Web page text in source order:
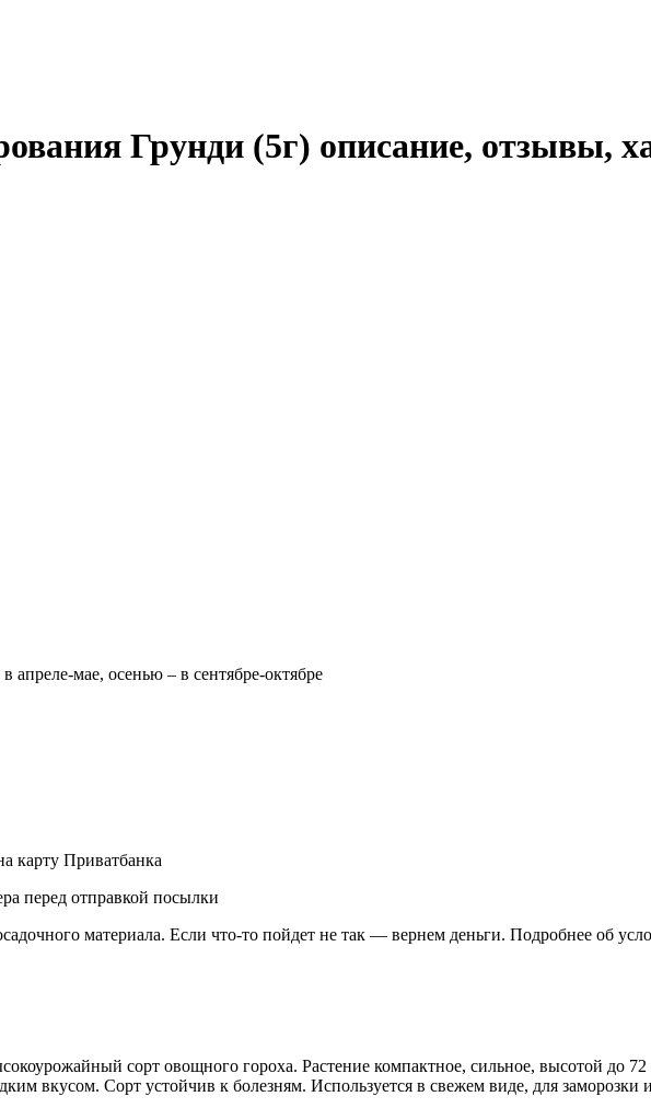
Грунди (5г) описание, отзывы,
апреле-мае, осенью – в сентябре-октябре
карту Приватбанка
перед отправкой посылки
материала. Если что-то пойдет не так — вернем деньги. Подробнее об
сорт овощного гороха. Растение компактное, сильное, высотой до
вкусом. Сорт устойчив к болезням. Используется в свежем виде, для заморозки